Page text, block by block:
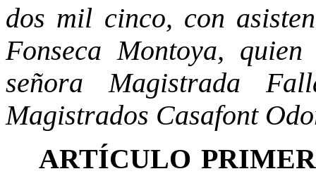
dos mil cinco, con
Fonseca Montoya,
señora Magistrada
Magistrados Casafont
ARTÍCULO